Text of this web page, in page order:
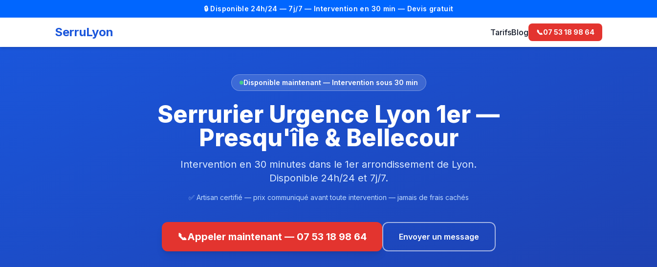
🔒 Disponible 24h/24 — 7j/7 — Intervention en 30 min — Devis gratuit
SerruLyon TarifsBlog 📞07 53 18 98 64
Disponible maintenant — Intervention sous 30 min
Serrurier Urgence Lyon 1er —
Presqu'île & Bellecour
Intervention en 30 minutes dans le 1er arrondissement de Lyon.
Disponible 24h/24 et 7j/7.
✅ Artisan certifié — prix communiqué avant toute intervention — jamais de frais cachés
📞Appeler maintenant — 07 53 18 98 64 Envoyer un message